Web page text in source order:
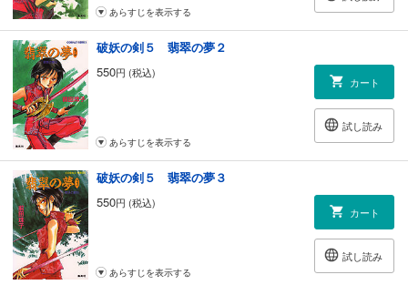
あらすじを表示する
破妖の剣５ 翡翠の夢２
550円 (税込)
カート
試し読み
あらすじを表示する
破妖の剣５ 翡翠の夢３
550円 (税込)
カート
試し読み
あらすじを表示する